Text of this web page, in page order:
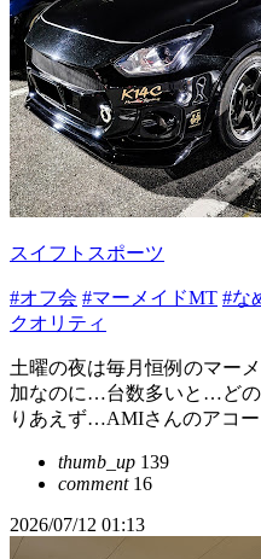
スイフトスポーツ
#オフ会 #マーメイドMT #な
クオリティ
土曜の夜は毎月恒例のマー
加なのに…台数多いと…どの
りあえず…AMIさんのアコ
thumb_up 139
comment16
2026/07/12 01:13